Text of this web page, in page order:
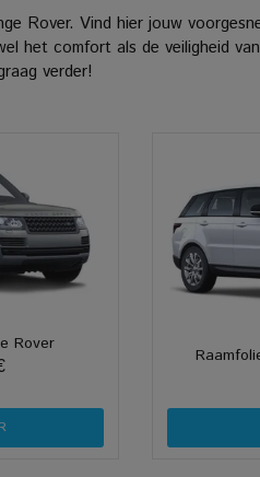
Rover. Vind hier jouw
het comfort als de veiligheid
verder!
Rover